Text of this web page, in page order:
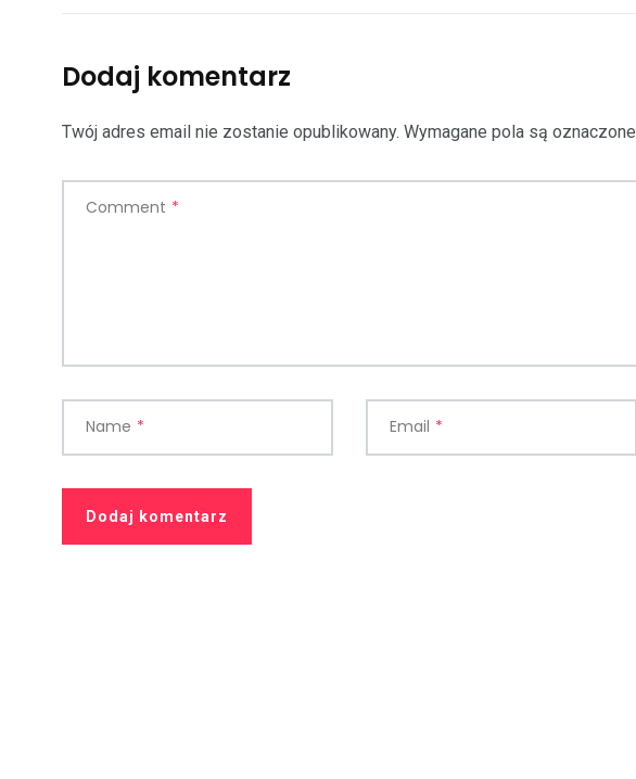
Dodaj komentarz
Twój adres email nie zostanie opublikowany. Wymagane pola są oznaczone
Comment *
Name * Email *